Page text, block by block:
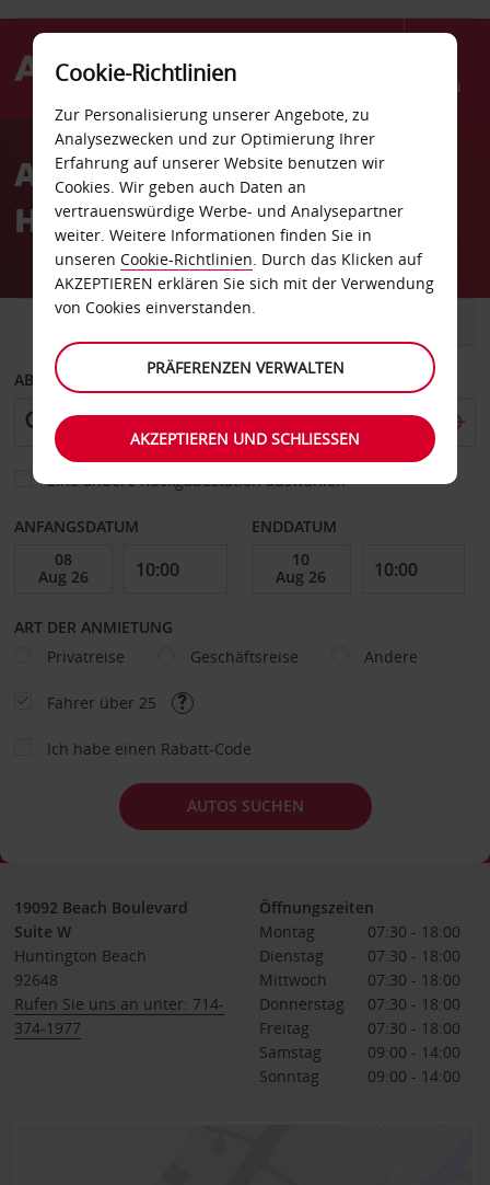
Menü
AvisAutovermietung
Huntington Beach
ABHOLEN VON
Eine andere Rückgabestation auswählen
ANFANGSDATUM ENDDATUM
ART DER ANMIETUNG
Privatreise
Geschäftsreise Andere
Fahrer über 25
Ich habe einen Rabatt-Code
AUTOS SUCHEN
19092 Beach Boulevard
Suite W
Huntington Beach
92648
Rufen Sie uns an unter: 714-
374-1977
Öffnungszeiten
Montag
07:30 - 18:00
Dienstag
07:30 - 18:00
Mittwoch
07:30 - 18:00
Donnerstag
07:30 - 18:00
Freitag
07:30 - 18:00
Samstag
09:00 - 14:00
Sonntag
09:00 - 14:00
Cookie-Richtlinien
Zur Personalisierung unserer Angebote, zu
Analysezwecken und zur Optimierung Ihrer
Erfahrung auf unserer Website benutzen wir
Cookies. Wir geben auch Daten an
vertrauenswürdige Werbe- und Analysepartner
weiter. Weitere Informationen finden Sie in
unseren Cookie-Richtlinien. Durch das Klicken auf
AKZEPTIEREN erklären Sie sich mit der Verwendung
von Cookies einverstanden.
PRÄFERENZEN VERWALTEN
AKZEPTIEREN UND SCHLIESSEN